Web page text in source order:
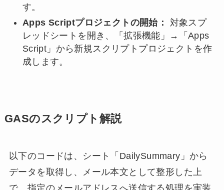
す。
Apps Scriptプロジェクトの開始：
対象スプ
レッドシートを開き、「拡張機能」→「Apps
Script」から新規スクリプトプロジェクトを作
成します。
GASのスクリプト解説
以下のコードは、シート「DailySummary」から
データを取得し、メール本文として整形した上
で、指定のメールアドレスへ送信する処理を実装